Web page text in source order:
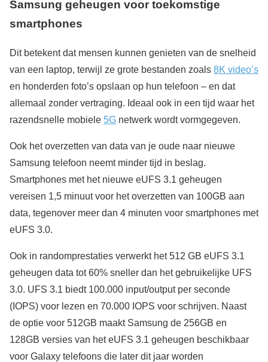
Samsung geheugen voor toekomstige
smartphones
Dit betekent dat mensen kunnen genieten van de snelheid
van een laptop, terwijl ze grote bestanden zoals 8K video’s
en honderden foto’s opslaan op hun telefoon – en dat
allemaal zonder vertraging. Ideaal ook in een tijd waar het
razendsnelle mobiele 5G netwerk wordt vormgegeven.
Ook het overzetten van data van je oude naar nieuwe
Samsung telefoon neemt minder tijd in beslag.
Smartphones met het nieuwe eUFS 3.1 geheugen
vereisen 1,5 minuut voor het overzetten van 100GB aan
data, tegenover meer dan 4 minuten voor smartphones met
eUFS 3.0.
Ook in randomprestaties verwerkt het 512 GB eUFS 3.1
geheugen data tot 60% sneller dan het gebruikelijke UFS
3.0. UFS 3.1 biedt 100.000 input/output per seconde
(IOPS) voor lezen en 70.000 IOPS voor schrijven. Naast
de optie voor 512GB maakt Samsung de 256GB en
128GB versies van het eUFS 3.1 geheugen beschikbaar
voor Galaxy telefoons die later dit jaar worden